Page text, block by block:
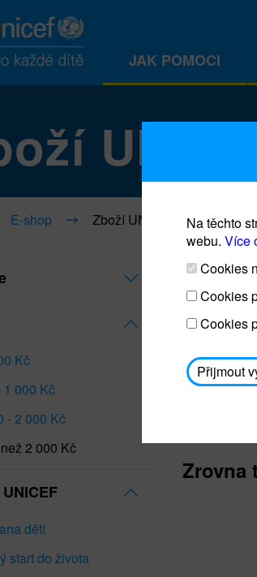
JAK POMOCI
E-shop Zboží UNICEF
Kč
1 000 Kč
- 2 000 Kč
2 000 Kč
dětí
start do života
Zrovna
Na těchto
webu. Více
Cookies
Cookies
Cookies
Přijmout